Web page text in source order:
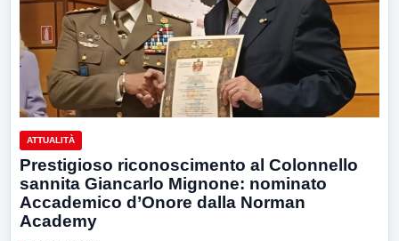
ATTUALITÀ
Prestigioso riconoscimento al Colonnello
sannita Giancarlo Mignone: nominato
Accademico d’Onore dalla Norman
Academy